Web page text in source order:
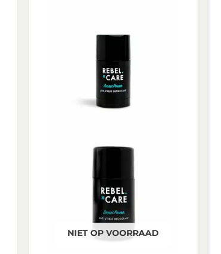
NIET OP VOORRAAD